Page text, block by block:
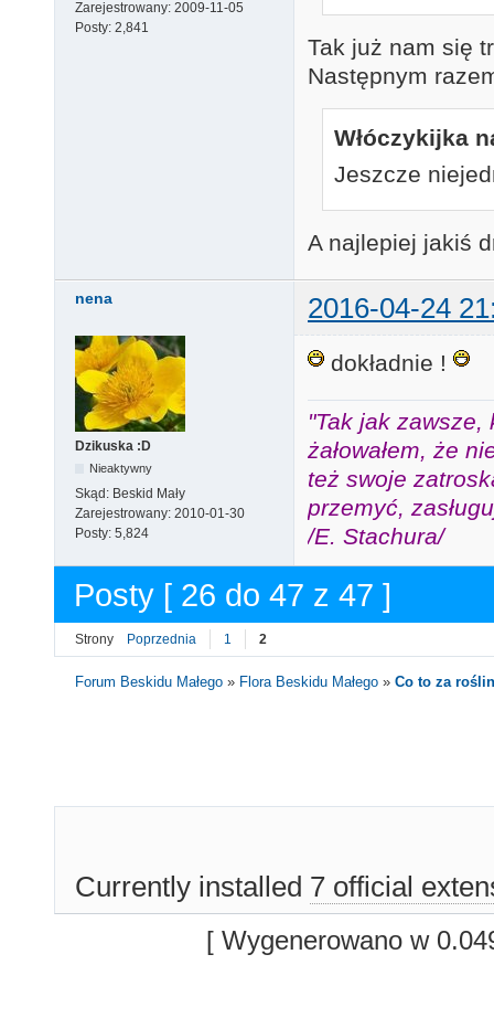
Zarejestrowany: 2009-11-05
Posty: 2,841
Tak już nam się
Następnym
Włóczykijka
Jeszcze
A najlepiej jakiś
nena 2016-04-24
Dzikuska :D
Nieaktywny
Skąd: Beskid Mały
Zarejestrowany: 2010-01-30
Posty: 5,824
dokładnie !
"Tak jak zawsze,
żałowałem, że
też swoje
przemyć,
/E. Stachura/
Posty [ 26 do 47 z 47 ]
Strony Poprzednia 1 2
Forum Beskidu Małego » Flora Beskidu Małego »Co to za
Currently installed 7 official
[ Wygenerowano w